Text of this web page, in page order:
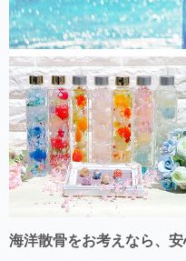
海洋散骨をお考えなら、